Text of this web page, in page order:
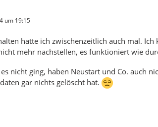
um 19:15
hatte ich zwischenzeitlich auch mal.
mehr nachstellen, es funktioniert wie
nicht ging, haben Neustart und Co. auch
gar nichts gelöscht hat.